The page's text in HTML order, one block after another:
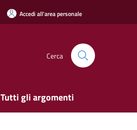
Accedi all'area personale
Cerca
Tutti gli argomenti